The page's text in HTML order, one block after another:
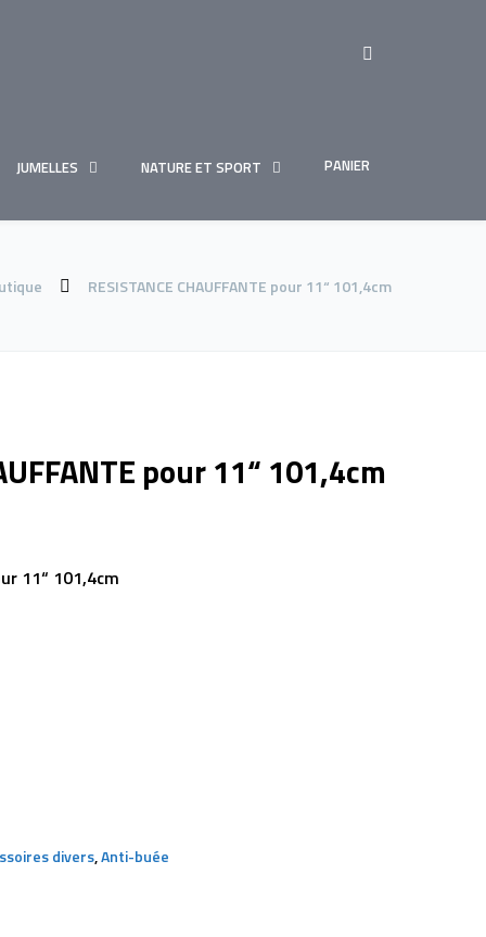
JUMELLES NATURE ET SPORT PANIER
RESISTANCE CHAUFFANTE pour 11“ 101,4cm
pour 11“ 101,4cm
11“ 101,4cm
divers,Anti-buée